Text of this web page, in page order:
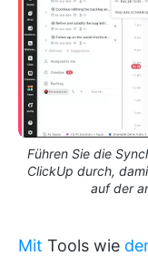
Führen Sie die
ClickUp durch,
auf der
Mit Tools wie